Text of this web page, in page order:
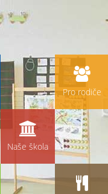
Pro rodiče
Naše škola